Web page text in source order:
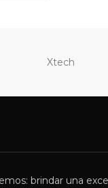
Xtech
brindar una